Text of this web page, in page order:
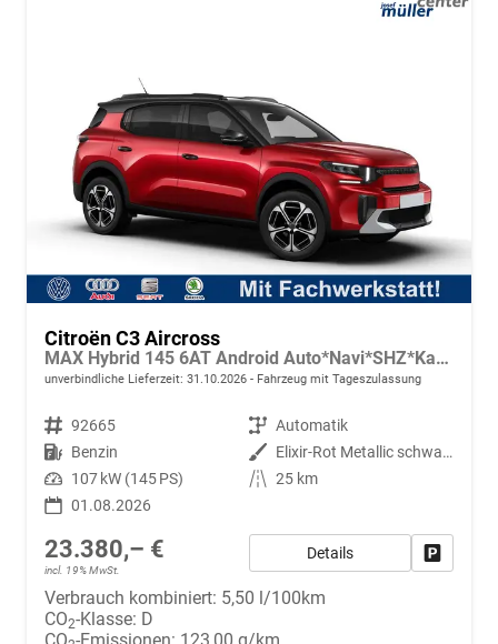
Citroën C3 Aircross
MAX Hybrid 145 6AT Android Auto*Navi*SHZ*Kamera*Totwinkel*Keyless*17"*Klimaauto
unverbindliche Lieferzeit: 31.10.2026 Fahrzeug mit Tageszulassung
Fahrzeugnr. 92665 Getriebe Automatik
Kraftstoff Benzin Außenfarbe
Elixir-Rot Metallic schwarzem Dach
Leistung 107 kW (145 PS) Kilometerstand 25 km
01.08.2026
23.380,– €
incl. 19% MwSt.
Details
Verbrauch kombiniert: 5,50 l/100km
CO2-Klasse: D
CO -Emissionen: 123,00 g/km